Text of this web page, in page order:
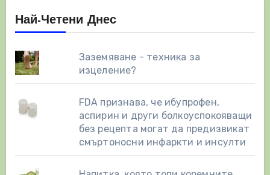
Най-Четени Днес
Заземяване - техника за
изцеление?
FDA признава, че ибупрофен,
аспирин и други болкоуспокояващи
без рецепта могат да предизвикат
смъртоносни инфаркти и инсулти